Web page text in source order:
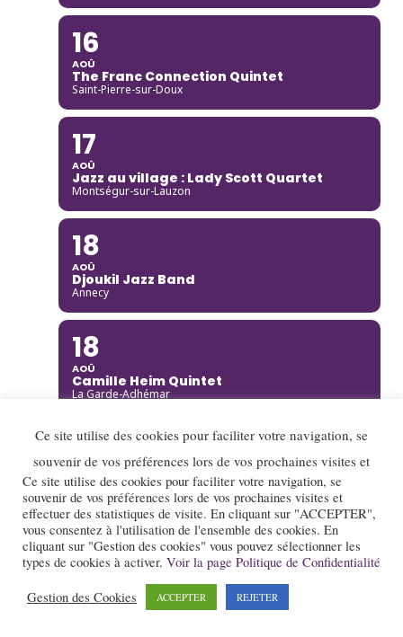
16
AOÛ
The Franc Connection Quintet
Saint-Pierre-sur-Doux
17
AOÛ
Jazz au village : Lady Scott Quartet
Montségur-sur-Lauzon
18
AOÛ
Djoukil Jazz Band
Annecy
18
AOÛ
Camille Heim Quintet
La Garde-Adhémar
18
AOÛ
Benny Green
Annecy
19
AOÛ
Rusan Filiztek
Annecy
Ce site utilise des cookies pour faciliter votre navigation, se
souvenir de vos préférences lors de vos prochaines visites et
Ce site utilise des cookies pour faciliter votre navigation, se
souvenir de vos préférences lors de vos prochaines visites et
effectuer des statistiques de visite. En cliquant sur "ACCEPTER",
vous consentez à l'utilisation de l'ensemble des cookies. En
cliquant sur "Gestion des cookies" vous pouvez sélectionner les
types de cookies à activer. Voir la page Politique de Confidentialité
Gestion des Cookies ACCEPTER REJETER